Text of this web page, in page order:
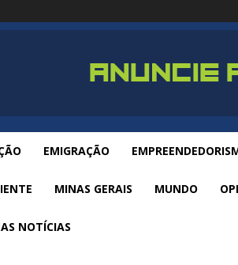
EMIGRAÇÃO
MINAS GERAIS MUNDO
NOTÍCIAS